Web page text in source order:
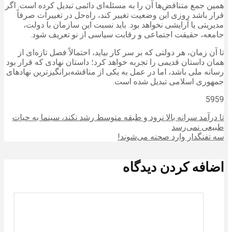
همین جمع متناقض‌ها آن را به مسئله‌ای دائمی تبدیل کرده است. اگر
قرار باشد روزی این وضعیت تغییر کند، راه‌حل در تغییرات صرفاً
مدیریتی یا آرایشی نخواهد بود. باید نسبت این سازمان با دولت،
جامعه، حقیقت اجتماعی و رقابت سیاسی از نو تعریف شود.
تا آن زمان، هر دولتی که بر سر کار بیاید، احتمالاً فصل تازه‌ای از
همان داستان قدیمی را تجربه خواهد کرد؛ داستان نهادی که قرار بود
رسانه ملی باشد، اما در عمل به یکی از مناقشه‌برانگیزترین نهادهای
جمهوری اسلامی تبدیل شده است.
5959
تا درآمد سرانه بالا نرود و طبقه متوسط رشد نکند، سینما به حیات
طبیعی نمی‌رسد
سه تفنگدار وارد صحنه می‌شوند!
اضافه کردن دیدگاه